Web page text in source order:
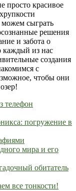
просто красивое
сыграть
решения
и забота о
каждый из нас
создания
с
чтобы они
телефон
погружение в
мира и его
обитатель
все тонкости!